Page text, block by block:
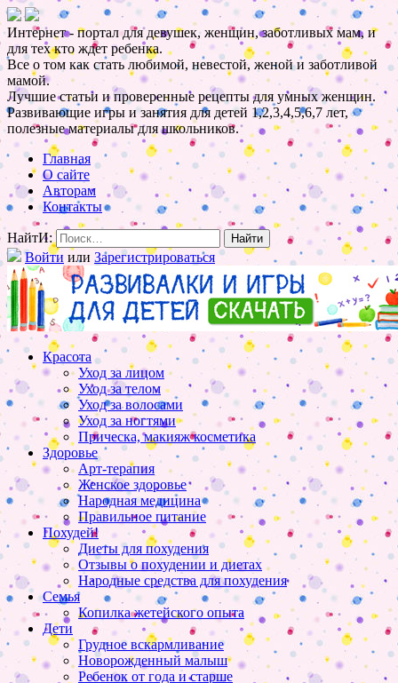
Интернет - портал для девушек, женщин, заботливых мам, и
для тех кто ждет ребенка.
Все о том как стать любимой, невестой, женой и заботливой
мамой.
Лучшие статьи и проверенные рецепты для умных женщин.
Развивающие игры и занятия для детей 1,2,3,4,5,6,7 лет,
полезные материалы для школьников.
Главная
О сайте
Авторам
Контакты
НайтИ:
Войти или Зарегистрироваться
Красота
Уход за лицом
Уход за телом
Уход за волосами
Уход за ногтями
Прическа, макияж косметика
Здоровье
Арт-терапия
Женское здоровье
Народная медицина
Правильное питание
Похудей!
Диеты для похудения
Отзывы о похудении и диетах
Народные средства для похудения
Семья
Копилка жетейского опыта
Дети
Грудное вскармливание
Новорожденный малыш
Ребенок от года и старше